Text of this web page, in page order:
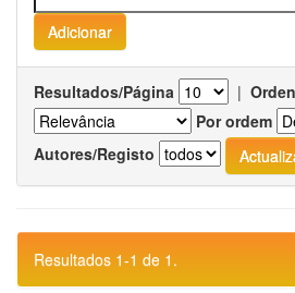
Resultados/Página |
Por ordem
Autores/Registo
Resultados 1-1 de 1.